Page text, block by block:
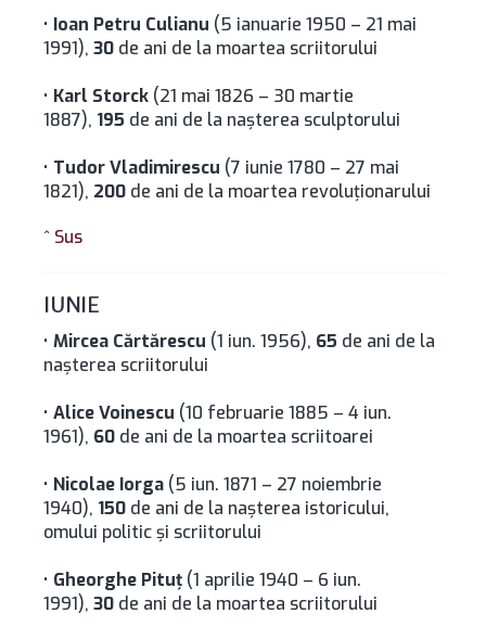
• Ioan Petru Culianu (5 ianuarie 1950 – 21 mai
1991), 30 de ani de la moartea scriitorului
• Karl Storck (21 mai 1826 – 30 martie
1887), 195 de ani de la naşterea sculptorului
• Tudor Vladimirescu (7 iunie 1780 – 27 mai
1821), 200 de ani de la moartea revoluţionarului
^ Sus
IUNIE
• Mircea Cărtărescu (1 iun. 1956), 65 de ani de la
naşterea scriitorului
• Alice Voinescu (10 februarie 1885 – 4 iun.
1961), 60 de ani de la moartea scriitoarei
• Nicolae Iorga (5 iun. 1871 – 27 noiembrie
1940), 150 de ani de la naşterea istoricului,
omului politic şi scriitorului
• Gheorghe Pituţ (1 aprilie 1940 – 6 iun.
1991), 30 de ani de la moartea scriitorului